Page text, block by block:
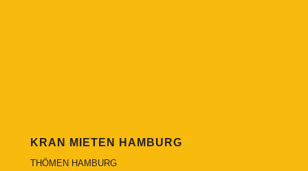
KRAN MIETEN HAMBURG
THÖMEN HAMBURG